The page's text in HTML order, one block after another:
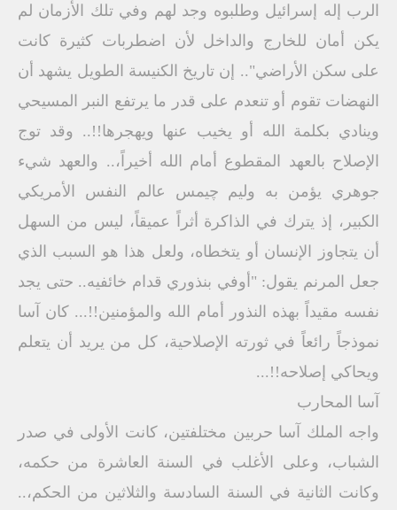
الرب إله إسرائيل وطلبوه وجد لهم وفي تلك الأزمان لم
يكن أمان للخارج والداخل لأن اضطربات كثيرة كانت
على سكن الأراضي".. إن تاريخ الكنيسة الطويل يشهد أن
النهضات تقوم أو تنعدم على قدر ما يرتفع النبر المسيحي
وينادي بكلمة الله أو يخيب عنها ويهجرها!!.. وقد توج
الإصلاح بالعهد المقطوع أمام الله أخيراً،.. والعهد شيء
جوهري يؤمن به وليم چيمس عالم النفس الأمريكي
الكبير، إذ يترك في الذاكرة أثراً عميقاً، ليس من السهل
أن يتجاوز الإنسان أو يتخطاه، ولعل هذا هو السبب الذي
جعل المرنم يقول: "أوفي بنذوري قدام خائفيه.. حتى يجد
نفسه مقيداً بهذه النذور أمام الله والمؤمنين!!... كان آسا
نموذجاً رائعاً في ثورته الإصلاحية، كل من يريد أن يتعلم
ويحاكي إصلاحه!!...
آسا المحارب
واجه الملك آسا حربين مختلفتين، كانت الأولى في صدر
الشباب، وعلى الأغلب في السنة العاشرة من حكمه،
وكانت الثانية في السنة السادسة والثلاثين من الحكم،..